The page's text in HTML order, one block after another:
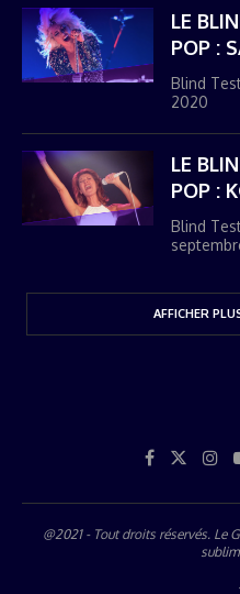
LE
POP :
Blind
2020
LE
POP :
Blind
AFFICHER
@2021 - Tout droits réservés. Le